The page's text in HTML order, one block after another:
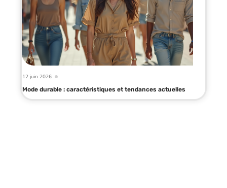
12 juin 2026
Mode durable : caractéristiques et tendances actuelles